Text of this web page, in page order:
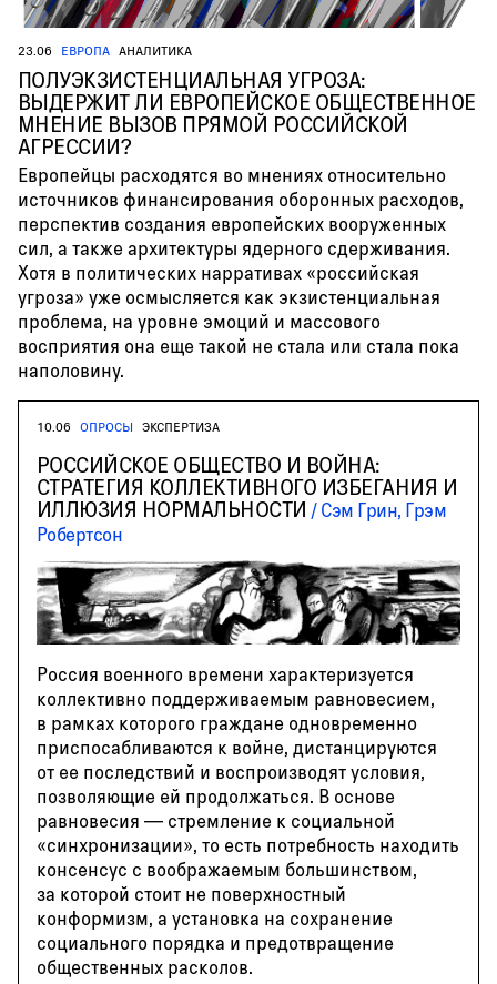
23.06 ЕВРОПА АНАЛИТИКА
ПОЛУЭКЗИСТЕНЦИАЛЬНАЯ УГРОЗА:
ВЫДЕРЖИТ ЛИ ЕВРОПЕЙСКОЕ ОБЩЕСТВЕННОЕ
МНЕНИЕ ВЫЗОВ ПРЯМОЙ РОССИЙСКОЙ
АГРЕССИИ?
Европейцы расходятся во мнениях относительно
источников финансирования оборонных расходов,
перспектив создания европейских вооруженных
сил, а также архитектуры ядерного сдерживания.
Хотя в политических нарративах «российская
угроза» уже осмысляется как экзистенциальная
проблема, на уровне эмоций и массового
восприятия она еще такой не стала или стала пока
наполовину.
10.06 ОПРОСЫ ЭКСПЕРТИЗА
РОССИЙСКОЕ ОБЩЕСТВО И ВОЙНА:
СТРАТЕГИЯ КОЛЛЕКТИВНОГО ИЗБЕГАНИЯ И
ИЛЛЮЗИЯ НОРМАЛЬНОСТИ
Сэм Грин, Грэм
Робертсон
Россия военного времени характеризуется
коллективно поддерживаемым равновесием,
в рамках которого граждане одновременно
приспосабливаются к войне, дистанцируются
от ее последствий и воспроизводят условия,
позволяющие ей продолжаться. В основе
равновесия — стремление к социальной
«синхронизации», то есть потребность находить
консенсус с воображаемым большинством,
за которой стоит не поверхностный
конформизм, а установка на сохранение
социального порядка и предотвращение
общественных расколов.